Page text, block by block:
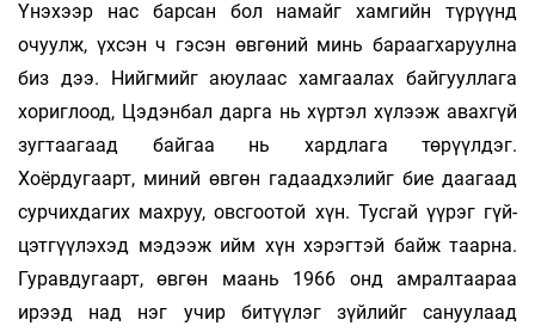
Үнэхээр нас барсан бол намайг хамгийн түрүүнд
очуулж, үхсэн ч гэсэн өвгөний минь ба­раагхаруулна
биз дээ. Нийгмийг аюулаас хам­­гаалах байгууллага
хориглоод, Цэдэнбал дар­­га нь хүр­тэл хүлээж авахгүй
зугтаагаад байгаа нь хард­лага төрүүлдэг.
Хоёрдугаарт, ми­ний өвгөн га­даадхэлийг бие даагаад
сур­чих­дагих махруу, овс­гоо­той хүн. Тусгай үүрэг гүй­
цэт­гүүлэхэд мэдээж ийм хүн хэрэгтэй байж таарна.
Гурав­дугаарт, өв­­гөн маань 1966 онд амралтаараа
ирээд над нэг учир битүүлэг зүйлийг сануулаад